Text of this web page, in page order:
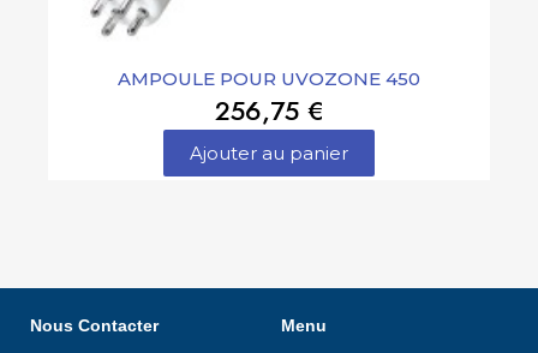
AMPOULE POUR UVOZONE 450
256,75 €
Ajouter au panier
Nous Contacter Menu